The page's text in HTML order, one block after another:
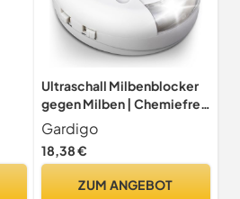
Ultraschall Milbenblocker
gegen Milben | Chemiefrei
| Hausstaubmilben
Gardigo
18,38 €
ZUM ANGEBOT